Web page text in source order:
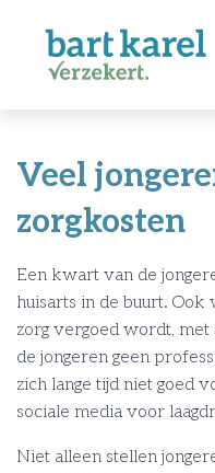
Veel
zorgkosten
Een kwart van de
huisarts in de buurt.
zorg vergoed wordt, met
de jongeren geen
zich lange tijd niet goed
sociale media voor
Niet alleen stellen